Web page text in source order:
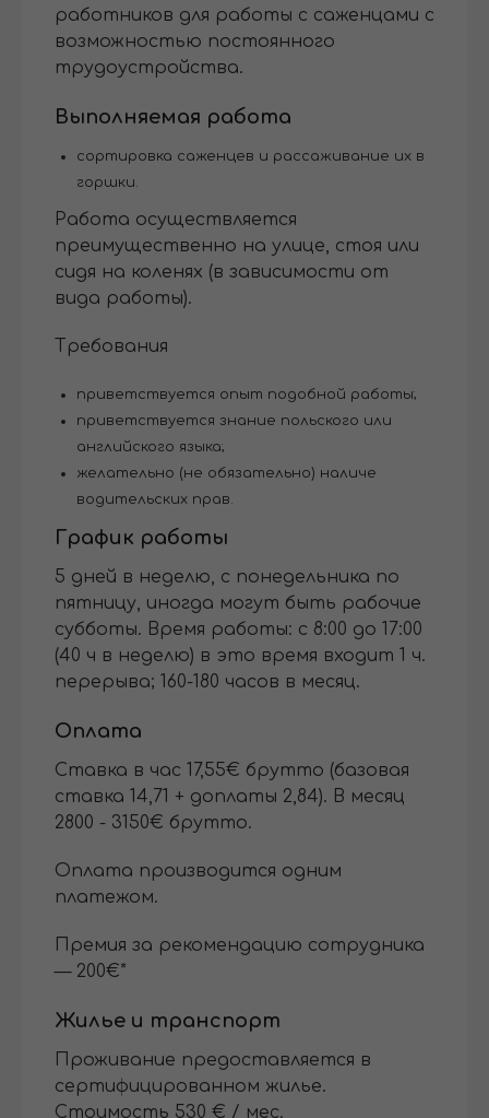
работников для работы с саженцами с
возможностью постоянного
трудоустройства.
Выполняемая работа
сортировка саженцев и рассаживание их в
горшки.
Работа осуществляется
преимущественно на улице, стоя или
сидя на коленях (в зависимости от
вида работы).
Требования
приветствуется опыт подобной работы;
приветствуется знание польского или
английского языка;
желательно (не обязательно) наличе
водительских прав.
График работы
5 дней в неделю, с понедельника по
пятницу, иногда могут быть рабочие
субботы. Время работы: с 8:00 до 17:00
(40 ч в неделю) в это время входит 1 ч.
перерыва; 160-180 часов в месяц.
Оплата
Cтавка в час 17,55€ брутто (базовая
ставка 14,71 + доплаты 2,84). В месяц
2800 - 3150€ брутто.
Оплата производится одним
платежом.
Премия за рекомендацию сотрудника
— 200€*
Жилье и транспорт
Проживание предоставляется в
сертифицированном жилье.
Стоимость 530 € / мес.